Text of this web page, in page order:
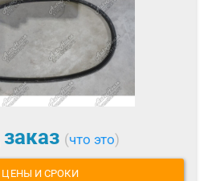
(что это)
ЦЕНЫ И СРОКИ